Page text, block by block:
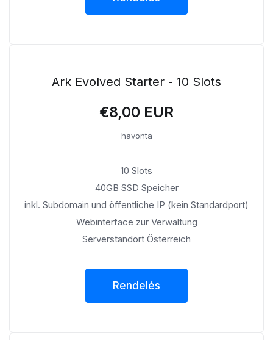
Ark Evolved Starter - 10 Slots
€8,00 EUR
havonta
10 Slots
40GB SSD Speicher
inkl. Subdomain und öffentliche IP (kein Standardport)
Webinterface zur Verwaltung
Serverstandort Österreich
Rendelés